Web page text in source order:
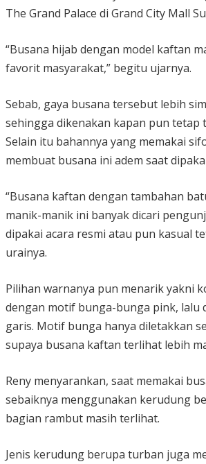
The Grand Palace di Grand City Mall
“Busana hijab dengan model kaftan
favorit masyarakat,” begitu ujarnya.
Sebab, gaya busana tersebut lebih
sehingga dikenakan kapan pun tetap
Selain itu bahannya yang memakai
membuat busana ini adem saat
“Busana kaftan dengan tambahan
manik-manik ini banyak dicari
dipakai acara resmi atau pun kasual
urainya.
Pilihan warnanya pun menarik yakni
dengan motif bunga-bunga pink, lalu
garis. Motif bunga hanya diletakkan
supaya busana kaftan terlihat lebih
Reny menyarankan, saat memakai
sebaiknya menggunakan kerudung
bagian rambut masih terlihat.
Jenis kerudung berupa turban juga